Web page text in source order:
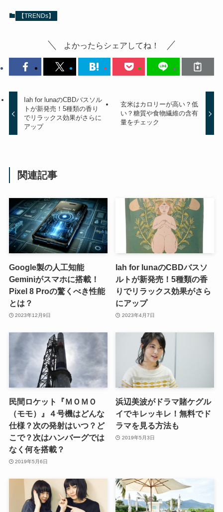
【TRENDs】
よかったらシェアしてね！
Iah for lunaのCBDバスソル
トが新発売！5種類の香り
でリラックス効果がさらに
アップ
玄米はカロリーが高い？低
い？糖質や食物繊維の含有
量をチェック
関連記事
Google製の人工知能
Geminiがスマホに搭載！
Pixel 8 Proの驚くべき性能
とは？
2023年12月9日
Iah for lunaのCBDバスソ
ルトが新発売！5種類の香
りでリラックス効果がさら
にアップ
2023年4月7日
民間ロケット『ＭＯＭＯ
（モモ）』４号機はどんな
仕様？次の発射はいつ？ど
こで？次はハンバーグでは
なく何を搭載？
2019年5月6日
浜辺美波がドラマ賭ケグル
イでキレッキレ！無料でド
ラマを見る方法も
2019年5月3日